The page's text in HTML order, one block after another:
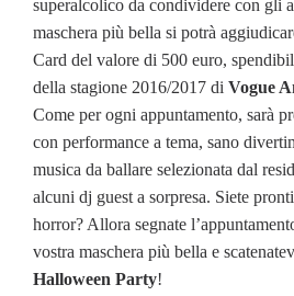
superalcolico da condividere con gli
maschera più bella si potrà
Card del valore di 500 euro,
della stagione 2016/2017 di Vogue
Come per ogni appuntamento, sarà
con performance a tema, sano
musica da ballare selezionata dal
alcuni dj guest a sorpresa. Siete
horror? Allora segnate
vostra maschera più bella e
Halloween Party!